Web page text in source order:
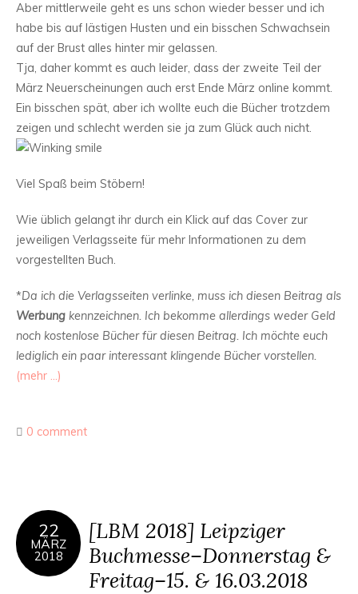
Aber mittlerweile geht es uns schon wieder besser und ich
habe bis auf lästigen Husten und ein bisschen Schwachsein
auf der Brust alles hinter mir gelassen.
Tja, daher kommt es auch leider, dass der zweite Teil der
März Neuerscheinungen auch erst Ende März online kommt.
Ein bisschen spät, aber ich wollte euch die Bücher trotzdem
zeigen und schlecht werden sie ja zum Glück auch nicht.
Viel Spaß beim Stöbern!
Wie üblich gelangt ihr durch ein Klick auf das Cover zur
jeweiligen Verlagsseite für mehr Informationen zu dem
vorgestellten Buch.
*Da ich die Verlagsseiten verlinke, muss ich diesen Beitrag als
Werbung kennzeichnen. Ich bekomme allerdings weder Geld
noch kostenlose Bücher für diesen Beitrag. Ich möchte euch
lediglich ein paar interessant klingende Bücher vorstellen.
(mehr …)
0 comment
22
MÄRZ
2018
[LBM 2018] Leipziger
Buchmesse–Donnerstag &
Freitag–15. & 16.03.2018